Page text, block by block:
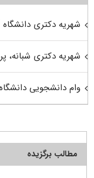
شهریه دکتری دانشگاه
شهریه دکتری شبانه،
وام دانشجویی
مطالب برگزیده